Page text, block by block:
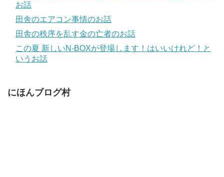
お話
田舎のエアコン事情のお話
田舎の秩序を乱す金の亡者のお話
この夏 新しいN-BOXが登場します！はいいけれど！と
いうお話
にほんブログ村